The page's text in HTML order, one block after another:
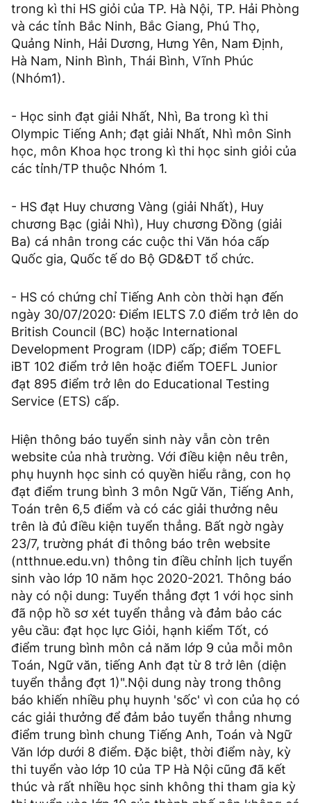
trong kì thi HS giỏi của TP. Hà Nội, TP. Hải Phòng
và các tỉnh Bắc Ninh, Bắc Giang, Phú Thọ,
Quảng Ninh, Hải Dương, Hưng Yên, Nam Định,
Hà Nam, Ninh Bình, Thái Bình, Vĩnh Phúc
(Nhóm1).
- Học sinh đạt giải Nhất, Nhì, Ba trong kì thi
Olympic Tiếng Anh; đạt giải Nhất, Nhì môn Sinh
học, môn Khoa học trong kì thi học sinh giỏi của
các tỉnh/TP thuộc Nhóm 1.
- HS đạt Huy chương Vàng (giải Nhất), Huy
chương Bạc (giải Nhì), Huy chương Đồng (giải
Ba) cá nhân trong các cuộc thi Văn hóa cấp
Quốc gia, Quốc tế do Bộ GD&ĐT tổ chức.
- HS có chứng chỉ Tiếng Anh còn thời hạn đến
ngày 30/07/2020: Điểm IELTS 7.0 điểm trở lên do
British Council (BC) hoặc International
Development Program (IDP) cấp; điểm TOEFL
iBT 102 điểm trở lên hoặc điểm TOEFL Junior
đạt 895 điểm trở lên do Educational Testing
Service (ETS) cấp.
Hiện thông báo tuyển sinh này vẫn còn trên
website của nhà trường. Với điều kiện nêu trên,
phụ huynh học sinh có quyền hiểu rằng, con họ
đạt điểm trung bình 3 môn Ngữ Văn, Tiếng Anh,
Toán trên 6,5 điểm và có các giải thưởng nêu
trên là đủ điều kiện tuyển thẳng. Bất ngờ ngày
23/7, trường phát đi thông báo trên website
(ntthnue.edu.vn) thông tin điều chỉnh lịch tuyển
sinh vào lớp 10 năm học 2020-2021. Thông báo
này có nội dung: Tuyển thẳng đợt 1 với học sinh
đã nộp hồ sơ xét tuyển thẳng và đảm bảo các
yêu cầu: đạt học lực Giỏi, hạnh kiểm Tốt, có
điểm trung bình môn cả năm lớp 9 của mỗi môn
Toán, Ngữ văn, tiếng Anh đạt từ 8 trở lên (diện
tuyển thẳng đợt 1)".Nội dung này trong thông
báo khiến nhiều phụ huynh 'sốc' vì con của họ có
các giải thưởng để đảm bảo tuyển thẳng nhưng
điểm trung bình chung Tiếng Anh, Toán và Ngữ
Văn lớp dưới 8 điểm. Đặc biệt, thời điểm này, kỳ
thi tuyển vào lớp 10 của TP Hà Nội cũng đã kết
thúc và rất nhiều học sinh không thi tham gia kỳ